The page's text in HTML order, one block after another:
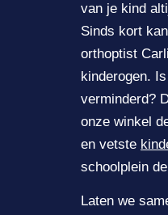
van je kind
Sinds kort
orthoptist
kinderogen.
verminderd?
onze winkel
en vetste
schoolplein
Laten we